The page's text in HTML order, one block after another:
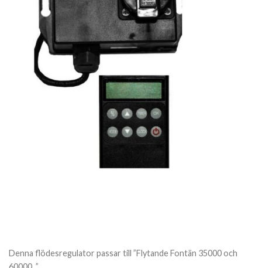
Denna flödesregulator passar till ”Flytande Fontän 35000 och